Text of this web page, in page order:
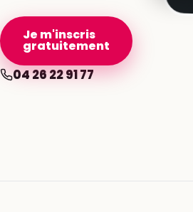
Je m'inscris
gratuitement
04 26 22 91 77